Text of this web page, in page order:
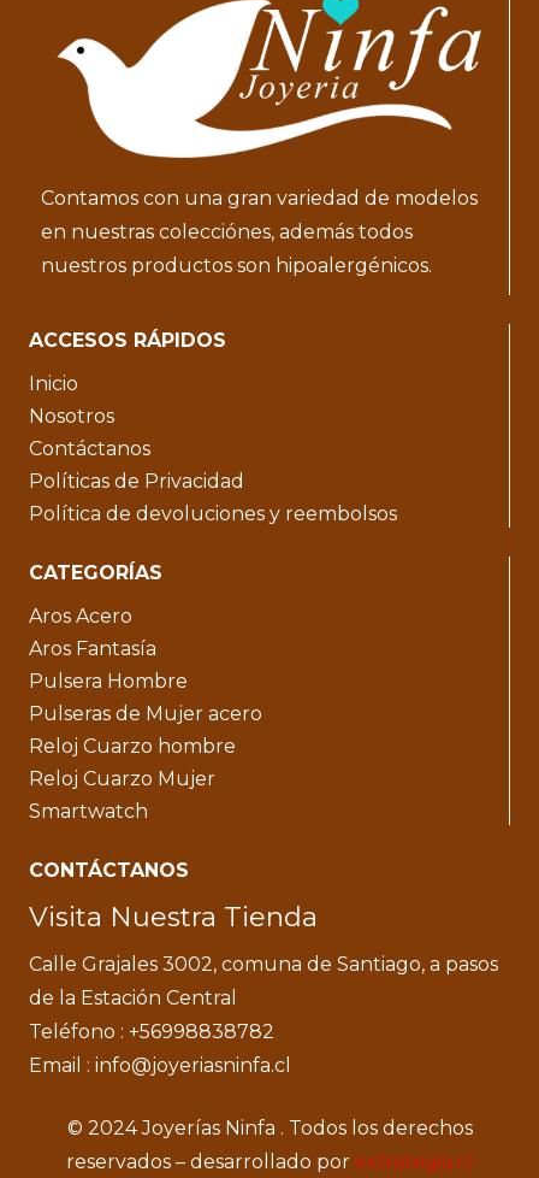
Contamos con una gran variedad de modelos
en nuestras colecciónes, además todos
nuestros productos son hipoalergénicos.
ACCESOS RÁPIDOS
Inicio
Nosotros
Contáctanos
Políticas de Privacidad
Política de devoluciones y reembolsos
CATEGORÍAS
Aros Acero
Aros Fantasía
Pulsera Hombre
Pulseras de Mujer acero
Reloj Cuarzo hombre
Reloj Cuarzo Mujer
Smartwatch
CONTÁCTANOS
Visita Nuestra Tienda
Calle Grajales 3002, comuna de Santiago, a pasos
de la Estación Central
Teléfono : +56998838782
Email : info@joyeriasninfa.cl
© 2024 Joyerías Ninfa . Todos los derechos
reservados – desarrollado por extrategia.cl